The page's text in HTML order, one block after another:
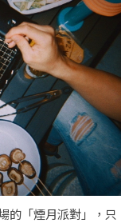
的「煙月派對」，只